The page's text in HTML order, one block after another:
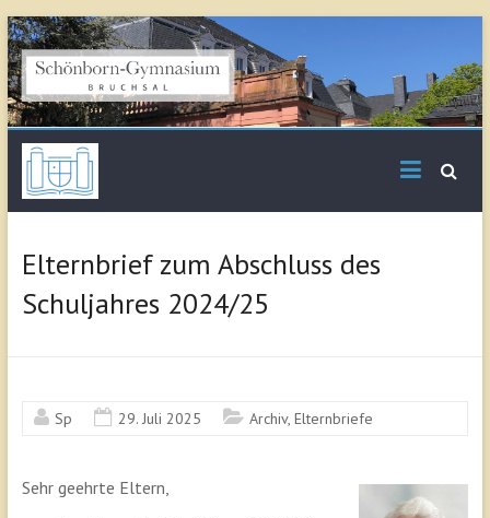
Skip
to
content
Gymnasium Bruchsal
Elternbrief zum Abschluss des
Schuljahres 2024/25
Sp 29. Juli 2025 Archiv, Elternbriefe
Sehr geehrte Eltern,